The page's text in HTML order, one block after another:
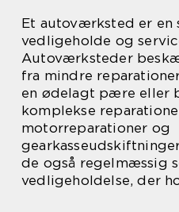
Et autoværksted er en
vedligeholde og
Autoværksteder
fra mindre
en ødelagt pære eller
komplekse
motorreparationer og
de også regelmæssig
vedligeholdelse, der